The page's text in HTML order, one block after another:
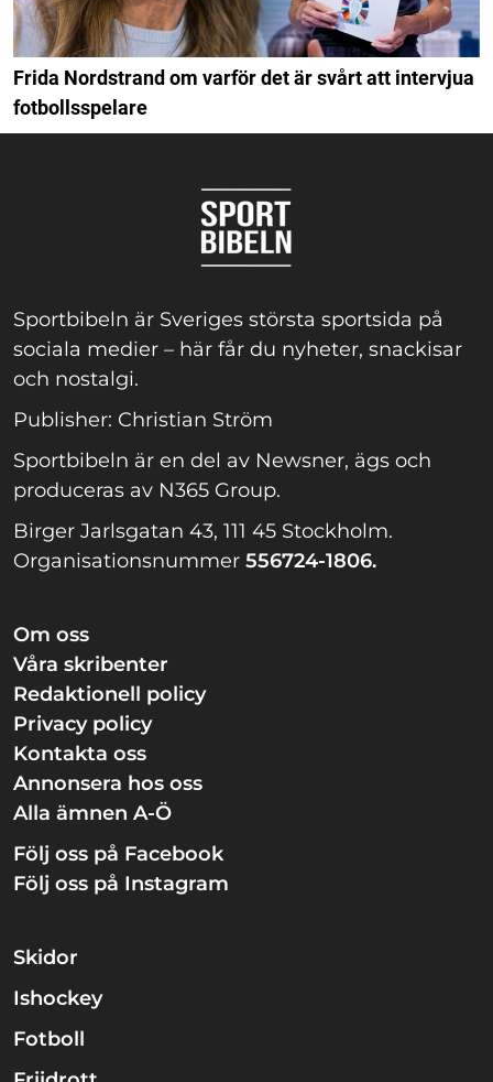
Frida Nordstrand om varför det är svårt att intervjua
fotbollsspelare
Sportbibeln är Sveriges största sportsida på
sociala medier – här får du nyheter, snackisar
och nostalgi.
Publisher: Christian Ström
Sportbibeln är en del av Newsner, ägs och
produceras av N365 Group.
Birger Jarlsgatan 43, 111 45 Stockholm.
Organisationsnummer 556724-1806.
Om oss
Våra skribenter
Redaktionell policy
Privacy policy
Kontakta oss
Annonsera hos oss
Alla ämnen A-Ö
Följ oss på Facebook
Följ oss på Instagram
Skidor
Ishockey
Fotboll